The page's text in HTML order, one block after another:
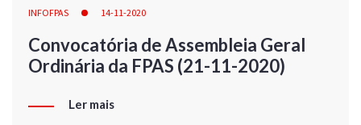
INFOFPAS 14-11-2020
Convocatória de Assembleia Geral
Ordinária da FPAS (21-11-2020)
Ler mais